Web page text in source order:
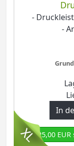
-
-
In
25,00